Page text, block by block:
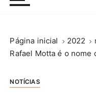
Página inicial 2022
Rafael Motta é o nome
NOTÍCIAS